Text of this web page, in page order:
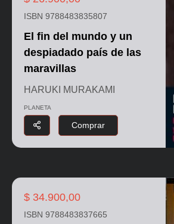
ISBN 9788483835807
El fin del mundo y un
despiadado país de las
maravillas
HARUKI MURAKAMI
PLANETA
Comprar
$ 34.900,00
ISBN 9788483837665